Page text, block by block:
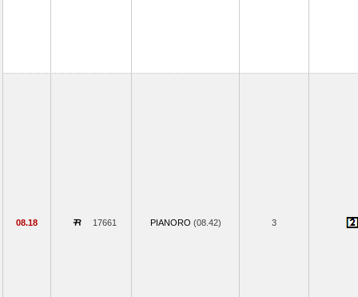
08.18 17661 PIANORO (08.42) 3